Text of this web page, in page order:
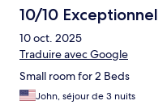
10/10 Exceptionnel
10 oct. 2025
Traduire avec Google
Small room for 2 Beds
John, séjour de 3 nuits